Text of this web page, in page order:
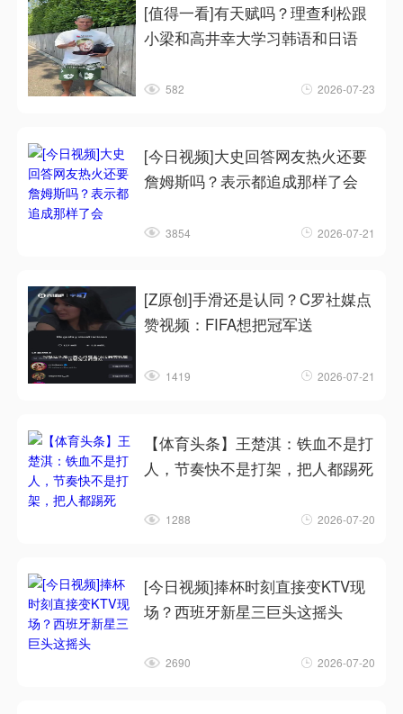
[值得一看]有天赋吗？理查利松跟
小梁和高井幸大学习韩语和日语
582 2026-07-23
[今日视频]大史回答网友热火还要
詹姆斯吗？表示都追成那样了会
3854 2026-07-21
[Z原创]手滑还是认同？C罗社媒点
赞视频：FIFA想把冠军送
1419 2026-07-21
【体育头条】王楚淇：铁血不是打
人，节奏快不是打架，把人都踢死
1288 2026-07-20
[今日视频]捧杯时刻直接变KTV现
场？西班牙新星三巨头这摇头
2690 2026-07-20